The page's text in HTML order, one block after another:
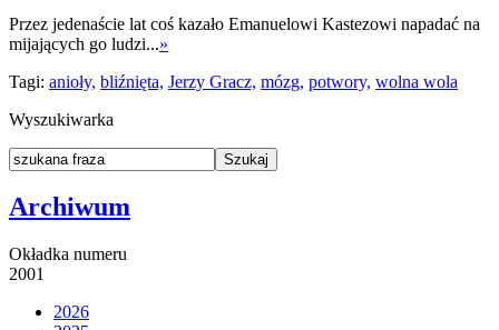
Przez jedenaście lat coś kazało Emanuelowi Kastezowi napadać na
mijających go ludzi...»
Tagi: anioły, bliźnięta, Jerzy Gracz, mózg, potwory, wolna wola
Wyszukiwarka
Archiwum
Okładka numeru
2001
2026